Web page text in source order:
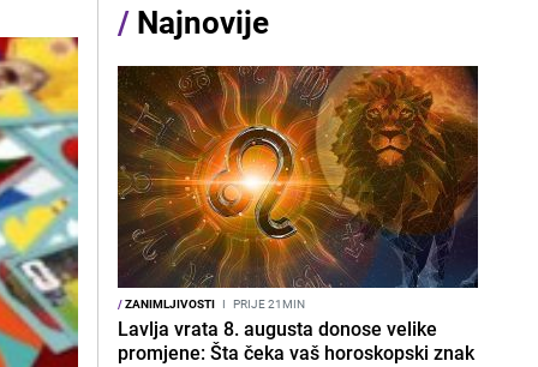
/ Najnovije
/ZANIMLJIVOSTI I PRIJE 21MIN
Lavlja vrata 8. augusta donose velike
promjene: Šta čeka vaš horoskopski znak